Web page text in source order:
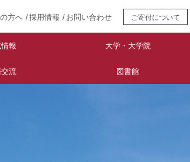
方へ 採用情報 お問い合わせ ご寄付について
報 大学・大学院
交流 図書館